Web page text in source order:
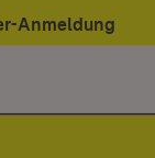
Anmeldung